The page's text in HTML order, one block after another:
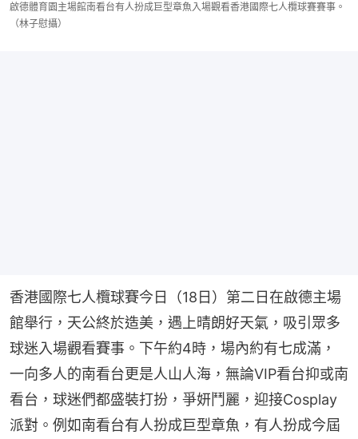
啟德體育園主場館南看台有人扮成巨型章魚入場觀看香港國際七人欖球賽賽事。
（林子慰攝）
香港國際七人欖球賽今日（18日）第二日在啟德主場
館舉行，天公終於造美，遇上晴朗好天氣，吸引眾多
球迷入場觀看賽事。下午約4時，場內約有七成滿，
一向多人的南看台更是人山人海，無論VIP看台抑或南
看台，球迷們都盛裝打扮，爭妍鬥麗，迎接Cosplay
派對。例如南看台有人扮成巨型章魚，有人扮成今屆